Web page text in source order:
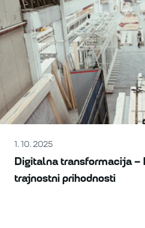
1. 10. 2025
Digitalna transformacija –
trajnostni prihodnosti